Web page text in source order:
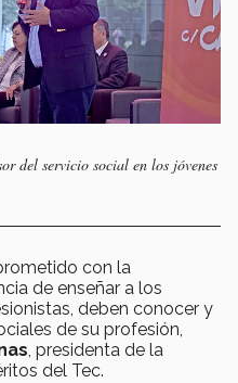
del servicio social en los jóvenes
con la
de enseñar a los
deben conocer y
de su profesión,
, presidenta de la
del Tec.